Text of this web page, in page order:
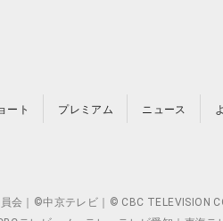
ート プレミアム ニュース
会｜©中京テレビ｜© CBC TELEVISION